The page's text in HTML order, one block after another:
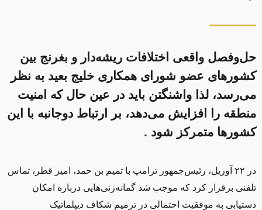
حل‌وفصل واقعی اختلافات ریشه‌دار و بغرنج بین
کشورهای عضو شورای همکاری خلیج بعید به نظر
می‌رسد، لذا واشنگتن باید در عین حال که امنیت
منطقه را افزایش می‌دهد، بر ارتباط دوجانبه با این
کشورها متمرکز شود .
در ۲۲ آوریل، رئیس‌جمهور ترامپ با تمیم بن حمد، امیر قطر، تماس
تلفنی برقرار كرد که موجب شد گمانه‌زنی‌هایی درباره امکان
دستیابی به موفقیت احتمالی در ترمیم شکاف دیپلماتیک